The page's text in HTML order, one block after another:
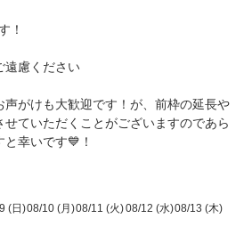
！
遠慮ください
がけも大歓迎です！が、前枠の延長や
ていただくことがございますのであら
幸いです💙！
(日)08/10 (月)08/11 (火)08/12 (水)08/13 (木)